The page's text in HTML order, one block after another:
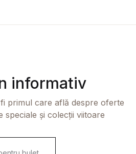
informativ
primul care află despre oferte
speciale și colecții viitoare